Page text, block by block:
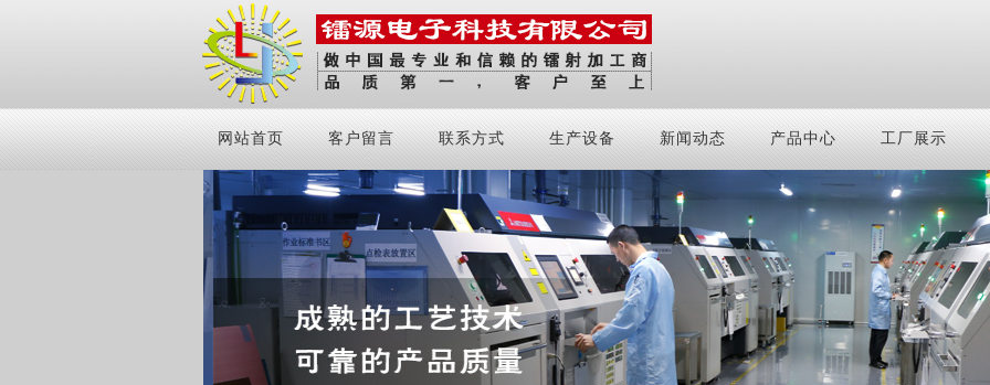
网站首页 客户留言 联系方式 生产设备 新闻动态 产品中心 工厂展示